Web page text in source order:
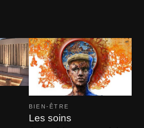
BIEN-ÊTRE
Les soins